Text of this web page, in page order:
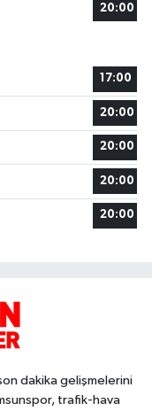
20:00
17:00
20:00
20:00
20:00
20:00
dakika gelişmelerini
trafik-hava